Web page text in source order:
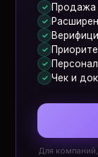
✓ Продажа
✓
✓
✓
✓
✓ Чек и
Для компаний,